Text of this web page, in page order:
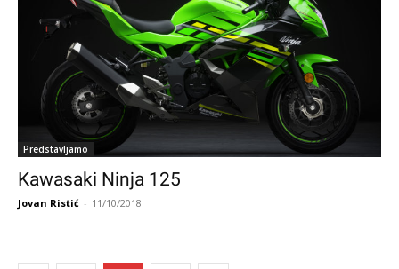
Predstavljamo
Kawasaki Ninja 125
Jovan Ristić - 11/10/2018